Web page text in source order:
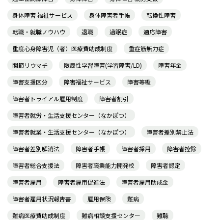
身体障害 福祉サービス
身体障害者手帳
転換性障害
転職・就職ノウハウ
退職 過眠症
適応障害
重度心身障害児（者）医療費助成制度
重症筋無力症
関節リウマチ
限局性学習障害(学習障害/LD)
障害年金
障害支援区分
障害福祉サービス
障害等級
障害者トライアル雇用制度
障害者割引
障害者就労・生活支援センター（なかぽつ）
障害者就業・生活支援センター（なかぽつ）
障害者差別禁止法
障害者差別解消法
障害者手帳 障害者採用
障害者控除
障害者総合支援法
障害者職業能力開発校
障害者認定
障害者雇用
障害者雇用促進法
障害者雇用助成金
障害者雇用状況報告書
雇用保険
難病
難病医療費助成制度
難病相談支援センター 難聴